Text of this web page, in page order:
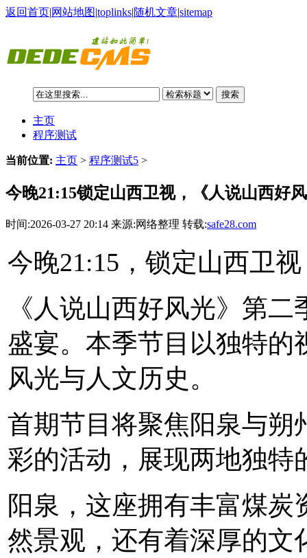
返回首页|网站地图|toplinks|随机文章|sitemap
搜索
主页
程序测试
当前位置: 主页 > 程序测试5 >
今晚21:15锁定山西卫视，《人说山西好
时间:2026-03-27 20:14 来源:网络整理 转载:safe28.com
今晚21:15，锁定山西卫
《人说山西好风光》第
盛宴。本季节目以独特的
风光与人文历史。
首期节目将聚焦阳泉与朔
彩的活动，展现两地独特
阳泉，这座拥有丰富煤
然景观，还有着深厚的文